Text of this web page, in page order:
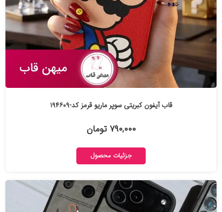
قاب آیفون کبریتی سوپر ماریو قرمز کد-۱۹۴۶۰۹
۷۹۰,۰۰۰ تومان
جزئیات محصول